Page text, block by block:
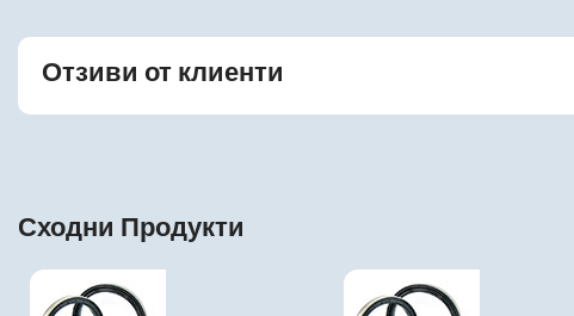
Отзиви от клиенти
Сходни Продукти